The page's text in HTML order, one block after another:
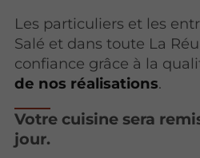
Les particuliers et les
Salé et dans toute La
confiance grâce à la
de nos réalisations.
Votre cuisine sera
jour.